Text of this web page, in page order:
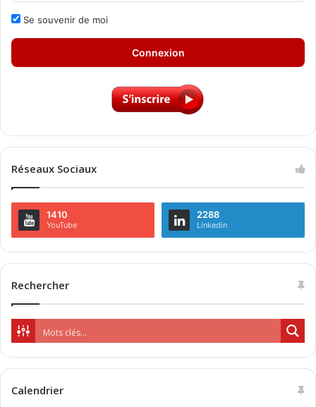
Se souvenir de moi
Connexion
Réseaux Sociaux
1410
YouTube
2288
Linkedin
Rechercher
Calendrier